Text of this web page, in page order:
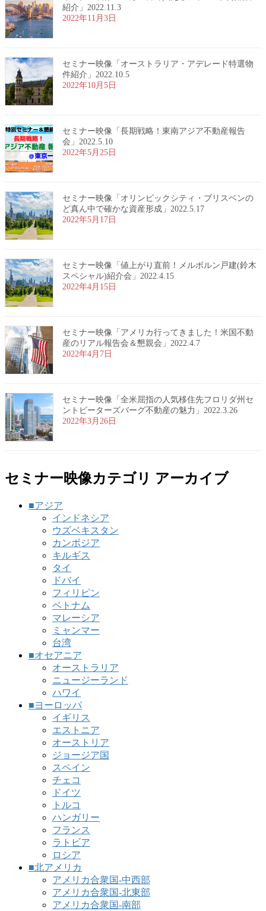
紹介」2022.11.3
2022年11月3日
セミナー映像「オーストラリア・アデレード特選物
件紹介」2022.10.5
2022年10月5日
セミナー映像「長期戦略！東南アジア不動産報告
会」2022.5.10
2022年5月25日
セミナー映像「オリンピックシティ・ブリスベンの
ど真ん中で確かな資産形成」2022.5.17
2022年5月17日
セミナー映像「値上がり直前！メルボルン戸建(鈴木
スペシャル)紹介会」2022.4.15
2022年4月15日
セミナー映像「アメリカ行ってきました！米国不動
産のリアル報告会＆懇親会」2022.4.7
2022年4月7日
セミナー映像「全米屈指の人気移住先フロリダ州セ
ントピーターズバーグ不動産の魅力」2022.3.26
2022年3月26日
セミナー映像カテゴリ アーカイブ
■アジア
インドネシア
ウズベキスタン
カンボジア
キルギス
タイ
ドバイ
フィリピン
ベトナム
マレーシア
ミャンマー
台湾
■オセアニア
オーストラリア
ニュージーランド
ハワイ
■ヨーロッパ
イギリス
エストニア
オーストリア
ジョージア国
スペイン
チェコ
ドイツ
トルコ
ハンガリー
フランス
ラトビア
ロシア
■北アメリカ
アメリカ合衆国-中西部
アメリカ合衆国-北東部
アメリカ合衆国-南部